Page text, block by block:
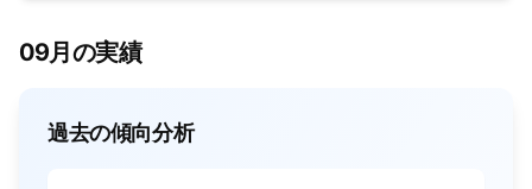
09月の実績
過去の傾向分析